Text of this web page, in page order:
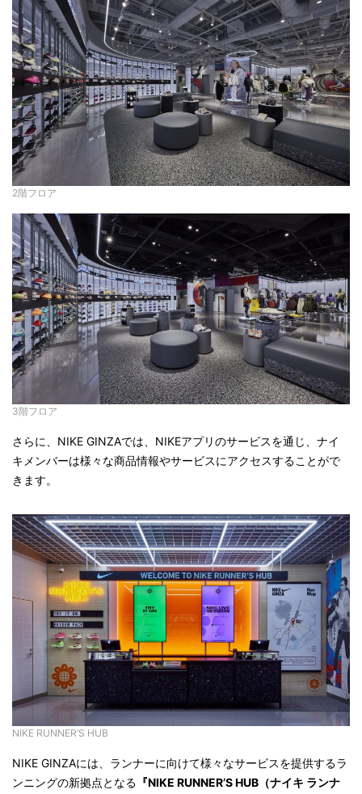
2階フロア
3階フロア
さらに、NIKE GINZAでは、NIKEアプリのサービスを通じ、ナイ
キメンバーは様々な商品情報やサービスにアクセスすることがで
きます。
NIKE RUNNER’S HUB
NIKE GINZAには、ランナーに向けて様々なサービスを提供するラ
ンニングの新拠点となる 『NIKE RUNNER’S HUB（ナイキ ランナ